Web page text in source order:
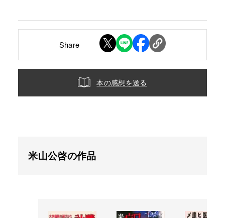
Share
本の感想を送る
米山公啓の作品